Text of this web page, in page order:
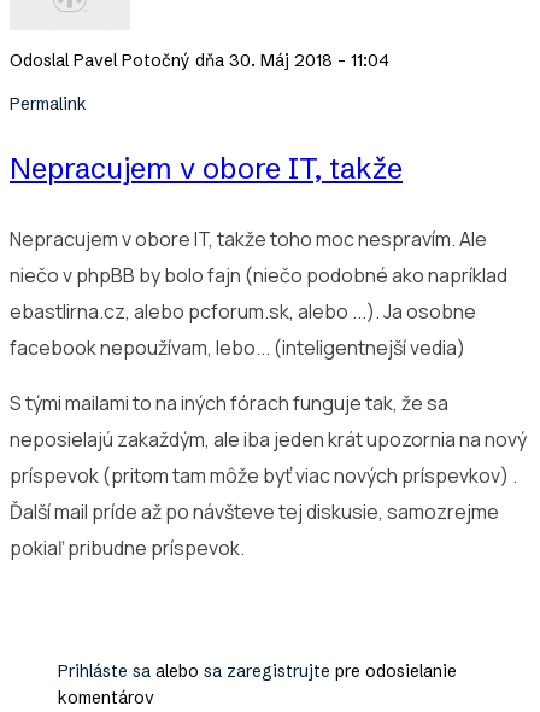
OdoslalPavel Potočný dňa 30. Máj 2018 - 11:04
Permalink
Nepracujem v obore IT, takže
Nepracujem v obore IT, takže toho moc nespravím. Ale
niečo v phpBB by bolo fajn (niečo podobné ako napríklad
ebastlirna.cz, alebo pcforum.sk, alebo ...). Ja osobne
facebook nepoužívam, lebo... (inteligentnejší vedia)
S tými mailami to na iných fórach funguje tak, že sa
neposielajú zakaždým, ale iba jeden krát upozornia na nový
príspevok (pritom tam môže byť viac nových príspevkov) .
Ďalší mail príde až po návšteve tej diskusie, samozrejme
pokiaľ pribudne príspevok.
Prihláste sa alebo sa zaregistrujte pre odosielanie
komentárov